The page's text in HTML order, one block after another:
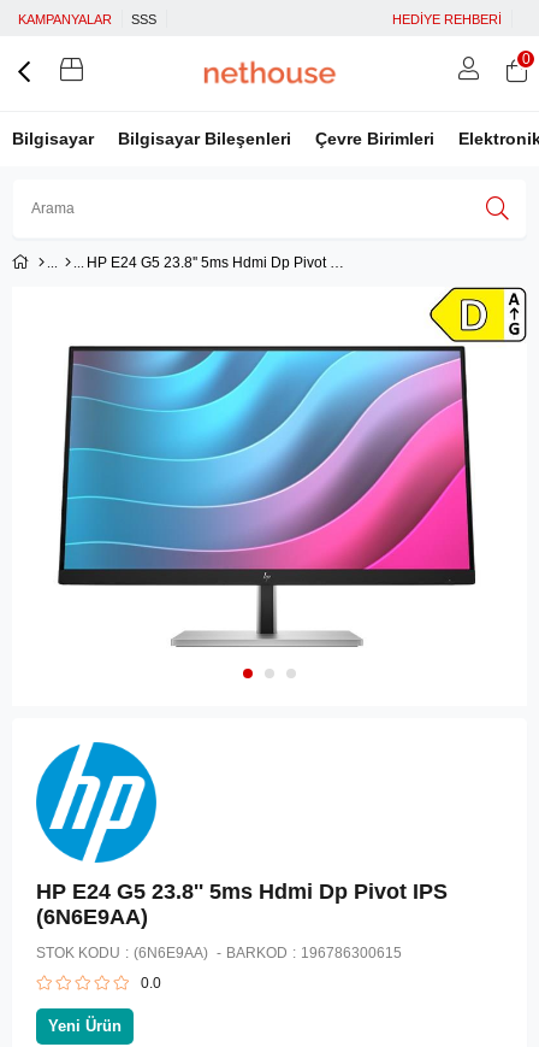
KAMPANYALAR SSS HEDİYE REHBERİ
Bilgisayar Bilgisayar Bileşenleri Çevre Birimleri
Facebook İle Bağlan
0
HP E24 G5 23.8'' 5ms Hdmi Dp Pivot IPS (6N6E9AA)
HP E24 G5 23.8'' 5ms Hdmi Dp Pivot IPS
(6N6E9AA)
STOK KODU (6N6E9AA) BARKOD : 196786300615
0.0
Yeni Ürün